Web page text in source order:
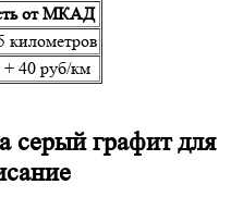
от МКАД
+ 40 руб/км
серый графит для